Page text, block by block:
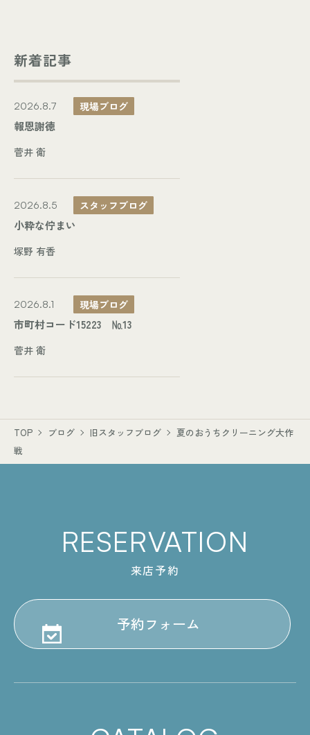
新着記事
2026.8.7 現場ブログ
報恩謝徳
菅井 衛
2026.8.5 スタッフブログ
小粋な佇まい
塚野 有香
2026.8.1 現場ブログ
市町村コード15223 №13
菅井 衛
TOP ブログ 旧スタッフブログ
夏のおうちクリーニング大作
戦
RESERVATION
来店予約
予約フォーム